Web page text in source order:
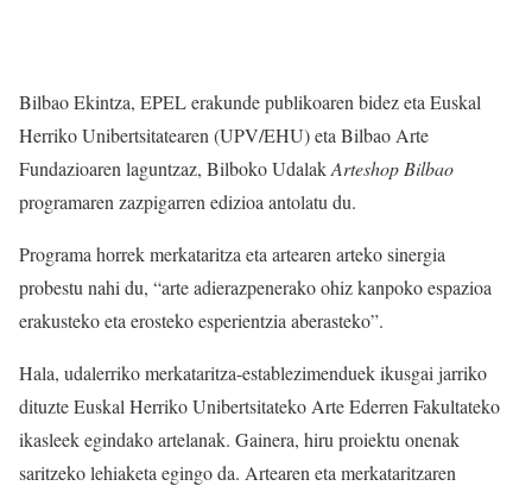
Bilbao Ekintza, EPEL erakunde publikoaren bidez eta Euskal
Herriko Unibertsitatearen (UPV/EHU) eta Bilbao Arte
Fundazioaren laguntzaz, Bilboko UdalakArteshop Bilbao
programaren zazpigarren edizioa antolatu du.
Programa horrek merkataritza eta artearen arteko sinergia
probestu nahi du, “arte adierazpenerako ohiz kanpoko espazioa
erakusteko eta erosteko esperientzia aberasteko”.
Hala, udalerriko merkataritza-establezimenduek ikusgai jarriko
dituzte Euskal Herriko Unibertsitateko Arte Ederren Fakultateko
ikasleek egindako artelanak. Gainera, hiru proiektu onenak
saritzeko lehiaketa egingo da. Artearen eta merkataritzaren